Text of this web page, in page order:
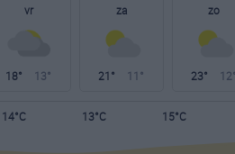
vr
18° 13°
za
21° 11°
zo
23° 12°
14°C 13°C 15°C